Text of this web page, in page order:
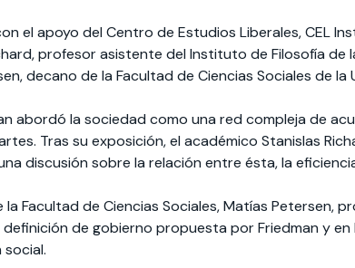
el apoyo del Centro de Estudios Liberales, CEL
profesor asistente del Instituto de Filosofía de
decano de la Facultad de Ciencias Sociales de la
abordó la sociedad como una red compleja de
Tras su exposición, el académico Stanislas
discusión sobre la relación entre ésta, la
Facultad de Ciencias Sociales, Matías Petersen,
de gobierno propuesta por Friedman y